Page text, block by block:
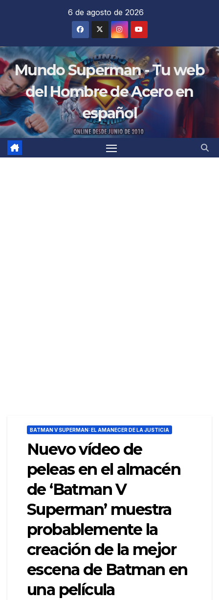
6 de agosto de 2026
Mundo Superman - Tu web
del Hombre de Acero en
español
BATMAN V SUPERMAN: EL AMANECER DE LA JUSTICIA
Nuevo vídeo de
peleas en el almacén
de ‘Batman V
Superman’ muestra
probablemente la
creación de la mejor
escena de Batman en
una película